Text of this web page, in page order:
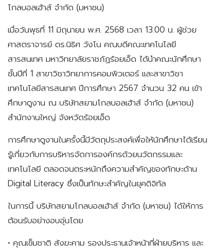
โกลบอลเฮ้าส์ จำกัด (มหาชน)
เมื่อวันพุธที่ 11 มิถุนายน พ.ศ. 2568 เวลา 13.00 น. ผู้ช่วย
ศาสตราจารย์ ดร.นิธิศ วังโน คณบดีคณะเทคโนโลยี
สารสนเทศ มหาวิทยาลัยราชภัฏร้อยเอ็ด ได้นำคณะนักศึกษา
ชั้นปีที่ 1 สาขาวิชาวิทยาการคอมพิวเตอร์ และสาขาวิชา
เทคโนโลยีสารสนเทศ ปีการศึกษา 2567 จำนวน 32 คน เข้า
ศึกษาดูงาน ณ บริษัทสยามโกลบอลเฮ้าส์ จำกัด (มหาชน)
สำนักงานใหญ่ จังหวัดร้อยเอ็ด
การศึกษาดูงานในครั้งนี้มีวัตถุประสงค์เพื่อให้นักศึกษาได้เรียน
รู้เกี่ยวกับการบริหารจัดการองค์กรด้วยนวัตกรรมและ
เทคโนโลยี ตลอดจนตระหนักถึงความสำคัญของทักษะด้าน
Digital Literacy ซึ่งเป็นทักษะสำคัญในยุคดิจิทัล
ในการนี้ บริษัทสยามโกลบอลเฮ้าส์ จำกัด (มหาชน) ได้ให้การ
ต้อนรับอย่างอบอุ่นโดย
• คุณเข็มชาติ สังฆะคาม รองประธานเจ้าหน้าที่ฝ่ายบริหาร และ